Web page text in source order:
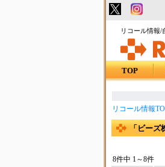
リコール情報/
TOP
リコール情報
「ビー
8件中 1～8件